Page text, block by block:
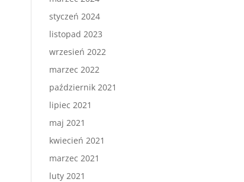
styczeń 2024
listopad 2023
wrzesień 2022
marzec 2022
październik 2021
lipiec 2021
maj 2021
kwiecień 2021
marzec 2021
luty 2021